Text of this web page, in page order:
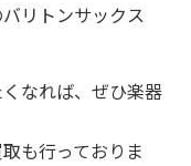
リトンサックス
なれば、ぜひ楽器
も行っておりま